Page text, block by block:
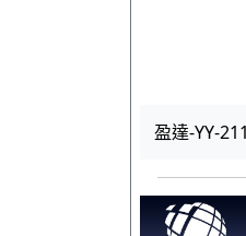
盈達-YY-